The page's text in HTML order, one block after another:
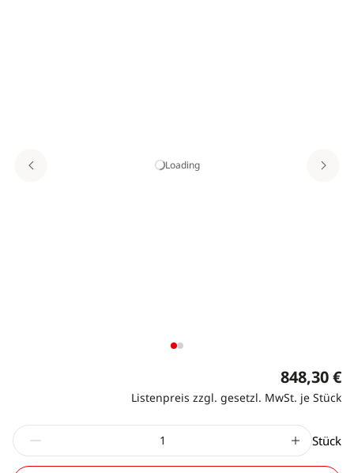
Loading
848,30 €
Listenpreis zzgl. gesetzl. MwSt. je Stück
Stück